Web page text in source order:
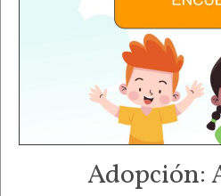
Adopción: